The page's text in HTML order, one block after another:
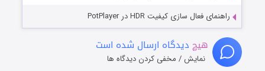
راهنمای فعال سازی کیفیت HDR در PotPlayer
هیچ دیدگاه ارسال شده است
نمایش / مخفی کردن دیدگاه ها